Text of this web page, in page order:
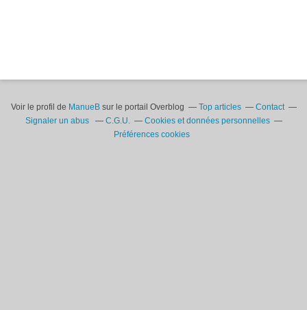
Voir le profil de ManueBsur le portail Overblog Top articles
Contact
Signaler un abus
C.G.U.
Cookies et données personnelles
Préférences cookies